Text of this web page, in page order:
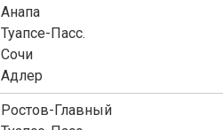
Анапа
Туапсе-Пасс.
Сочи
Адлер
Ростов-Главный